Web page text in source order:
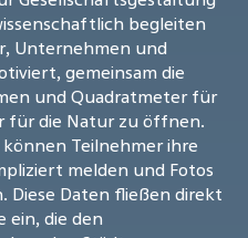
begleiten
Unternehmen und
gemeinsam die
und Quadratmeter für
für die Natur zu öffnen.
Teilnehmer ihre
melden und Fotos
Diese Daten fließen direkt
ein, die den